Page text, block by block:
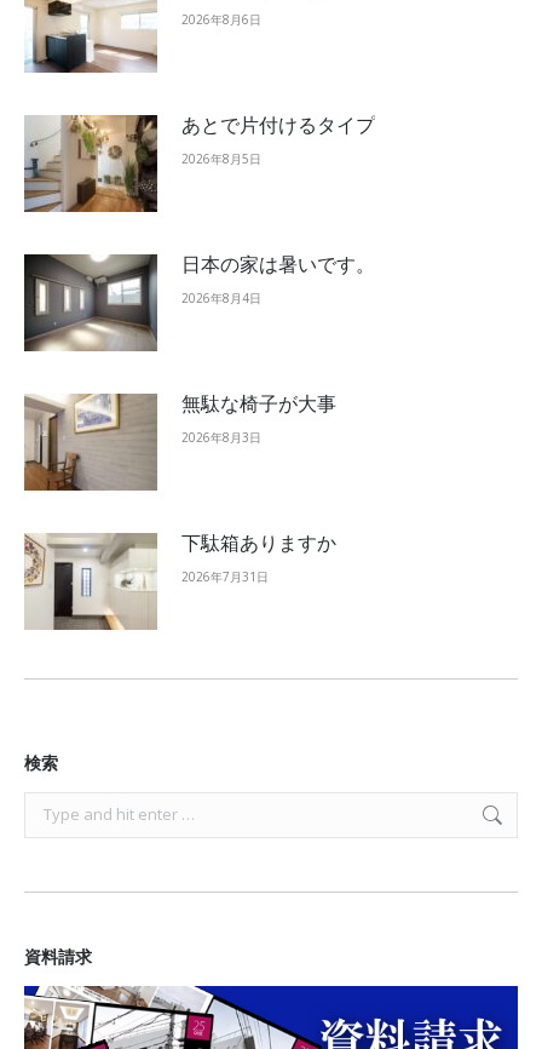
2026年8月6日
あとで片付けるタイプ
2026年8月5日
日本の家は暑いです。
2026年8月4日
無駄な椅子が大事
2026年8月3日
下駄箱ありますか
2026年7月31日
検索
Search:
資料請求